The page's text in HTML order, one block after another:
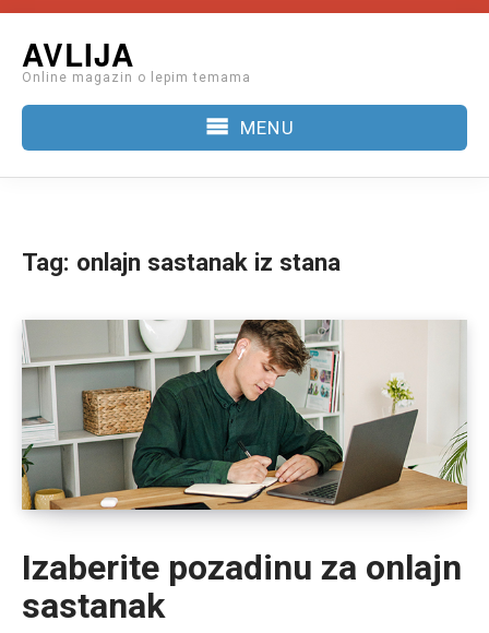
content
AVLIJA
Online magazin o lepim temama
MENU
Tag: onlajn sastanak iz stana
Izaberite pozadinu za onlajn
sastanak